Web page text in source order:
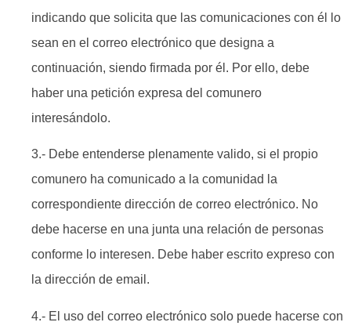
indicando que solicita que las comunicaciones con él lo
sean en el correo electrónico que designa a
continuación, siendo firmada por él. Por ello, debe
haber una petición expresa del comunero
interesándolo.
3.- Debe entenderse plenamente valido, si el propio
comunero ha comunicado a la comunidad la
correspondiente dirección de correo electrónico. No
debe hacerse en una junta una relación de personas
conforme lo interesen. Debe haber escrito expreso con
la dirección de email.
4.- El uso del correo electrónico solo puede hacerse con